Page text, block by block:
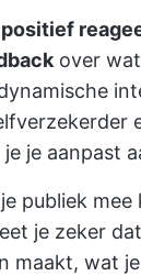
over
je aanpast
publiek
je zeker
maakt, wat